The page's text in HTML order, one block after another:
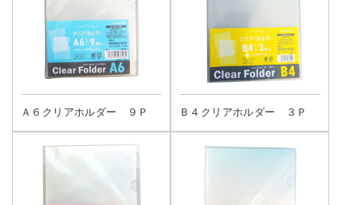
Ａ６クリアホルダー ９Ｐ Ｂ４クリアホルダー ３Ｐ